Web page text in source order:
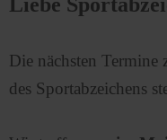
Liebe
Die nächsten Termine
des Sportabzeichens